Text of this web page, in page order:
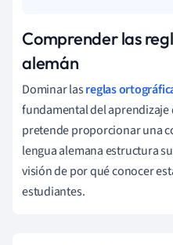
Comprender las
alemán
Dominar lasreglas
fundamental del aprendizaje
pretende proporcionar una
lengua alemana estructura su
visión de por qué conocer
estudiantes.